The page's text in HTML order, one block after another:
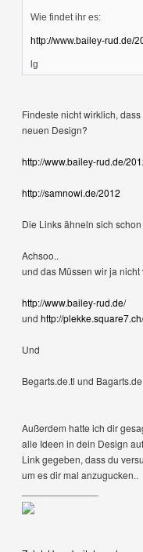
Wie findet ihr es:
http://www.bailey-rud.de/
lg
Findeste nicht wirklich,
neuen Design?
http://www.bailey-rud.de/
http://samnowi.de/2012
Die Links ähneln sich
Achsoo..
und das Müssen wir ja
http://www.bailey-rud.de/
und http://
Und
Begarts.de.tl und
Außerdem hatte ich dir
alle Ideen in dein Design
Link gegeben, dass du
um es dir mal anzugucken..